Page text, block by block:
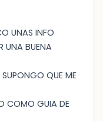
UNAS INFO
UNA BUENA
QUE ME
COMO GUIA DE